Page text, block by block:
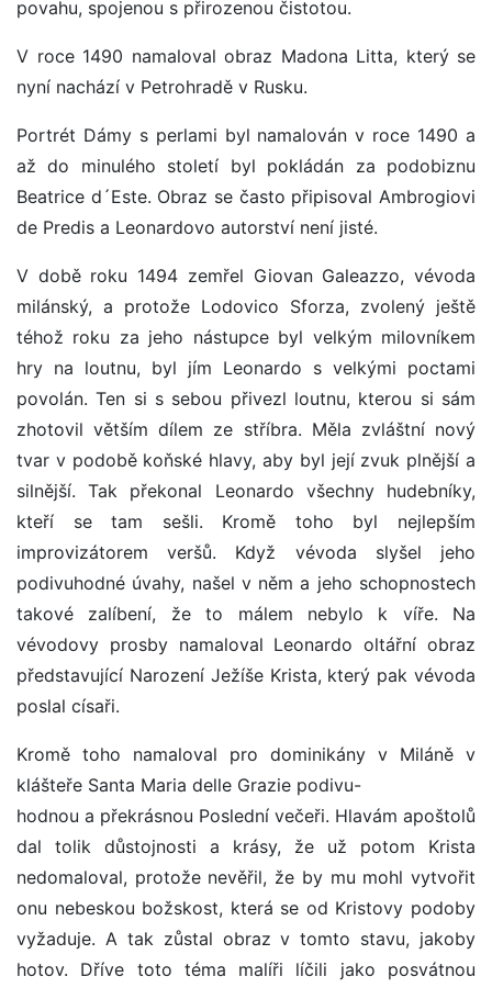
povahu, spojenou s přirozenou čistotou.
V roce 1490 namaloval obraz Madona Litta, který se
nyní nachází v Petrohradě v Rusku.
Portrét Dámy s perlami byl namalován v roce 1490 a
až do minulého století byl pokládán za podobiznu
Beatrice d´Este. Obraz se často připisoval Ambrogiovi
de Predis a Leonardovo autorství není jisté.
V době roku 1494 zemřel Giovan Galeazzo, vévoda
milánský, a protože Lodovico Sforza, zvolený ještě
téhož roku za jeho nástupce byl velkým milovníkem
hry na loutnu, byl jím Leonardo s velkými poctami
povolán. Ten si s sebou přivezl loutnu, kterou si sám
zhotovil větším dílem ze stříbra. Měla zvláštní nový
tvar v podobě koňské hlavy, aby byl její zvuk plnější a
silnější. Tak překonal Leonardo všechny hudebníky,
kteří se tam sešli. Kromě toho byl nejlepším
improvizátorem veršů. Když vévoda slyšel jeho
podivuhodné úvahy, našel v něm a jeho schopnostech
takové zalíbení, že to málem nebylo k víře. Na
vévodovy prosby namaloval Leonardo oltářní obraz
představující Narození Ježíše Krista, který pak vévoda
poslal císaři.
Kromě toho namaloval pro dominikány v Miláně v
klášteře Santa Maria delle Grazie podivu-
hodnou a překrásnou Poslední večeři. Hlavám apoštolů
dal tolik důstojnosti a krásy, že už potom Krista
nedomaloval, protože nevěřil, že by mu mohl vytvořit
onu nebeskou božskost, která se od Kristovy podoby
vyžaduje. A tak zůstal obraz v tomto stavu, jakoby
hotov. Dříve toto téma malíři líčili jako posvátnou